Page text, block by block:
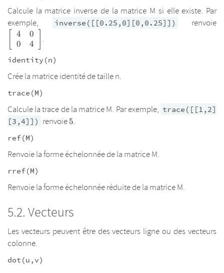
Calcule la matrice inverse de la matrice M si elle existe. Par
exemple,
inverse([[0.25,0][0,0.25]]) renvoie
4
0
0
4
.
identity(n)
Crée la matrice identité de taille n.
trace(M)
Calcule la trace de la matrice M. Par exemple, trace([[1,2]
[3,4]]) renvoie 5
5.
ref(M)
Renvoie la forme échelonnée de la matrice M.
rref(M)
Renvoie la forme échelonnée réduite de la matrice M.
Vecteurs
Les vecteurs peuvent être des vecteurs ligne ou des vecteurs
colonne.
dot(u,v)